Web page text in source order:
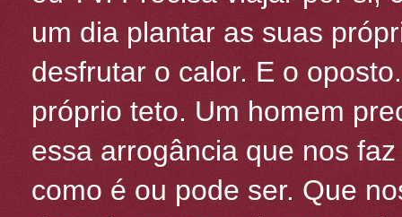
um dia plantar as suas
desfrutar o calor. E o
próprio teto. Um homem
essa arrogância que nos
como é ou pode ser. Que